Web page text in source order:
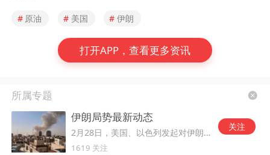
# 原油 # 美国 # 伊朗
打开APP，查看更多资讯
所属专题
伊朗局势最新动态
2月28日，美国、以色列发起对伊朗的军事打击。
1619 关注
关注